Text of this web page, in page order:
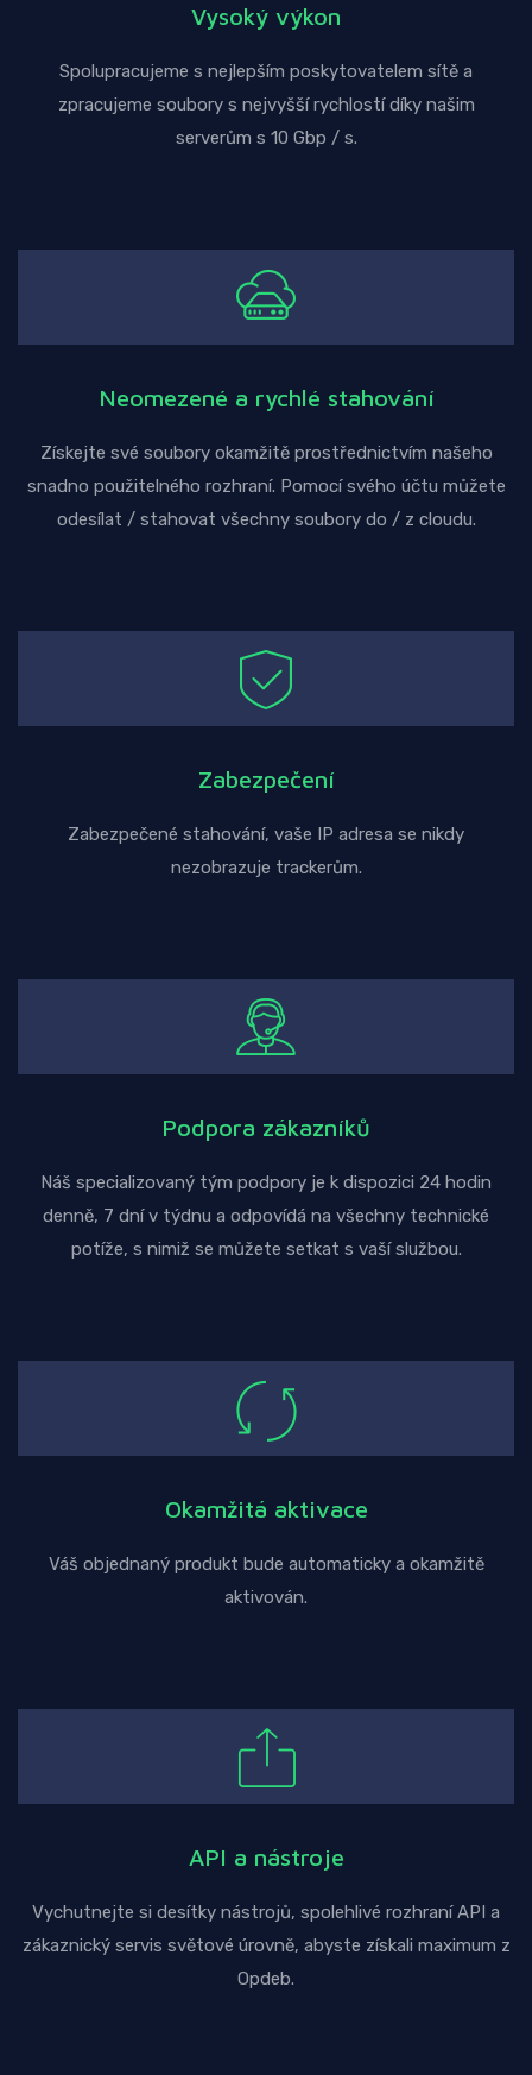
Vysoký výkon
Spolupracujeme s nejlepším poskytovatelem sítě a
zpracujeme soubory s nejvyšší rychlostí díky našim
serverům s 10 Gbp / s.
Neomezené a rychlé stahování
Získejte své soubory okamžitě prostřednictvím našeho
snadno použitelného rozhraní. Pomocí svého účtu můžete
odesílat / stahovat všechny soubory do / z cloudu.
Zabezpečení
Zabezpečené stahování, vaše IP adresa se nikdy
nezobrazuje trackerům.
Podpora zákazníků
Náš specializovaný tým podpory je k dispozici 24 hodin
denně, 7 dní v týdnu a odpovídá na všechny technické
potíže, s nimiž se můžete setkat s vaší službou.
Okamžitá aktivace
Váš objednaný produkt bude automaticky a okamžitě
aktivován.
API a nástroje
Vychutnejte si desítky nástrojů, spolehlivé rozhraní API a
zákaznický servis světové úrovně, abyste získali maximum z
Opdeb.